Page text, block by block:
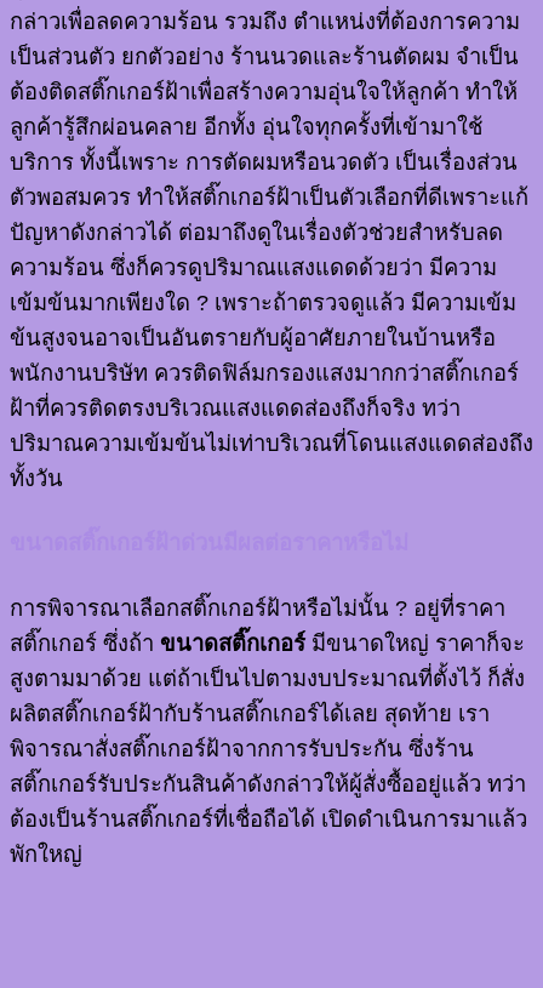
กล่าวเพื่อลดความร้อน รวมถึง ตำแหน่งที่ต้องการความ
เป็นส่วนตัว ยกตัวอย่าง ร้านนวดและร้านตัดผม จำเป็น
ต้องติดสติ๊กเกอร์ฝ้าเพื่อสร้างความอุ่นใจให้ลูกค้า ทำให้
ลูกค้ารู้สึกผ่อนคลาย อีกทั้ง อุ่นใจทุกครั้งที่เข้ามาใช้
บริการ ทั้งนี้เพราะ การตัดผมหรือนวดตัว เป็นเรื่องส่วน
ตัวพอสมควร ทำให้สติ๊กเกอร์ฝ้าเป็นตัวเลือกที่ดีเพราะแก้
ปัญหาดังกล่าวได้ ต่อมาถึงดูในเรื่องตัวช่วยสำหรับลด
ความร้อน ซึ่งก็ควรดูปริมาณแสงแดดด้วยว่า มีความ
เข้มข้นมากเพียงใด ? เพราะถ้าตรวจดูแล้ว มีความเข้ม
ข้นสูงจนอาจเป็นอันตรายกับผู้อาศัยภายในบ้านหรือ
พนักงานบริษัท ควรติดฟิล์มกรองแสงมากกว่าสติ๊กเกอร์
ฝ้าที่ควรติดตรงบริเวณแสงแดดส่องถึงก็จริง ทว่า
ปริมาณความเข้มข้นไม่เท่าบริเวณที่โดนแสงแดดส่องถึง
ทั้งวัน
การพิจารณาเลือกสติ๊กเกอร์ฝ้าหรือไม่นั้น ? อยู่ที่ราคา
สติ๊กเกอร์ ซึ่งถ้า ขนาดสติ๊กเกอร์ มีขนาดใหญ่ ราคาก็จะ
สูงตามมาด้วย แต่ถ้าเป็นไปตามงบประมาณที่ตั้งไว้ ก็สั่ง
ผลิตสติ๊กเกอร์ฝ้ากับร้านสติ๊กเกอร์ได้เลย สุดท้าย เรา
พิจารณาสั่งสติ๊กเกอร์ฝ้าจากการรับประกัน ซึ่งร้าน
สติ๊กเกอร์รับประกันสินค้าดังกล่าวให้ผู้สั่งซื้ออยู่แล้ว ทว่า
ต้องเป็นร้านสติ๊กเกอร์ที่เชื่อถือได้ เปิดดำเนินการมาแล้ว
พักใหญ่